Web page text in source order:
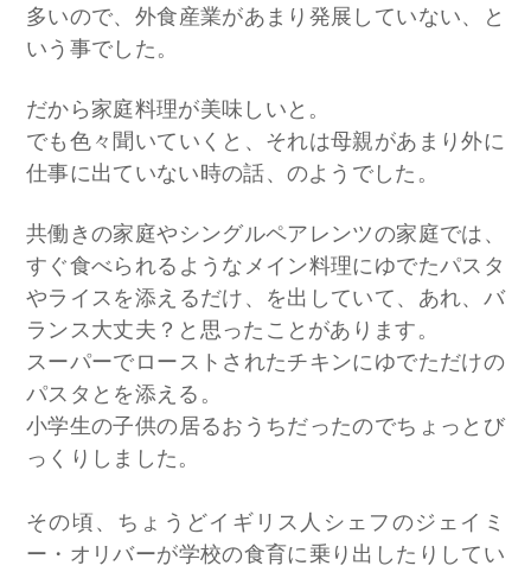
多いので、外食産業があまり発展していない、と
いう事でした。
だから家庭料理が美味しいと。
でも色々聞いていくと、それは母親があまり外に
仕事に出ていない時の話、のようでした。
共働きの家庭やシングルペアレンツの家庭では、
すぐ食べられるようなメイン料理にゆでたパスタ
やライスを添えるだけ、を出していて、あれ、バ
ランス大丈夫？と思ったことがあります。
スーパーでローストされたチキンにゆでただけの
パスタとを添える。
小学生の子供の居るおうちだったのでちょっとび
っくりしました。
その頃、ちょうどイギリス人シェフのジェイミ
ー・オリバーが学校の食育に乗り出したりしてい